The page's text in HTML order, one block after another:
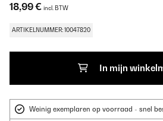
18,99 € incl. BTW
ARTIKELNUMMER: 10047820
In mijn
Weinig exemplaren op voorraad - snel